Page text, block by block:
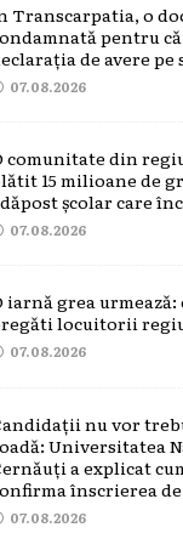
Transcarpatia, o
pentru că
de avere
07.08.2026
comunitate din
15 milioane de
școlar care
07.08.2026
iarnă grea urmează:
locuitorii
07.08.2026
nu vor
Universitatea
a explicat
înscrierea
07.08.2026